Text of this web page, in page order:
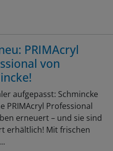
PRIMAcryl
von
aufgepasst: Schmincke
PRIMAcryl Professional
erneuert – und sie sind
erhältlich! Mit frischen